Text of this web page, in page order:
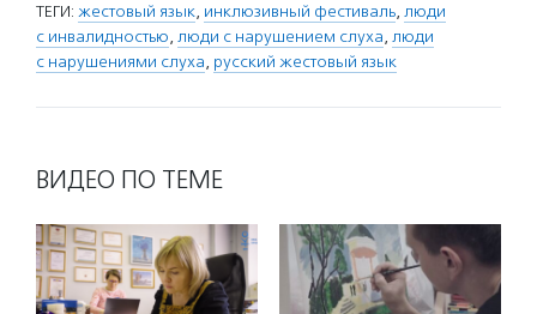
ТЕГИ: жестовый язык, инклюзивный фестиваль, люди
с инвалидностью, люди с нарушением слуха, люди
с нарушениями слуха, русский жестовый язык
ВИДЕО ПО ТЕМЕ